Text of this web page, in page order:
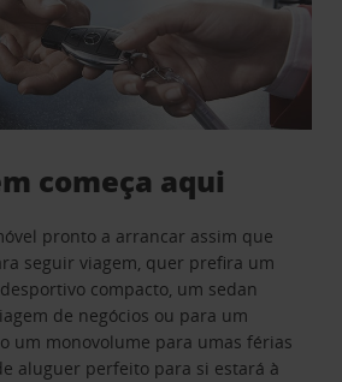
começa aqui
pronto a arrancar assim que
seguir viagem, quer prefira um
compacto, um sedan
de negócios ou para um
um monovolume para umas férias
aluguer perfeito para si estará à